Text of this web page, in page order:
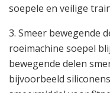
soepele en veilige
3. Smeer bewegende
roeimachine soepel
bewegende delen
bijvoorbeeld